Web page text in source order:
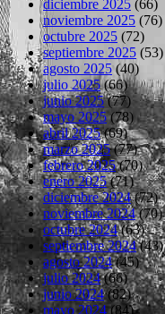
diciembre 2025 (66)
noviembre 2025 (76)
octubre 2025 (72)
septiembre 2025 (53)
agosto 2025(40)
julio 2025(66)
junio 2025(77)
mayo 2025(78)
abril 2025(69)
marzo 2025(77)
febrero 2025(70)
enero 2025(71)
diciembre 2024(72)
noviembre 2024(70)
octubre 2024(63)
septiembre 2024(43)
agosto 2024(45)
julio 2024(66)
junio 2024(82)
mayo 2024(84)